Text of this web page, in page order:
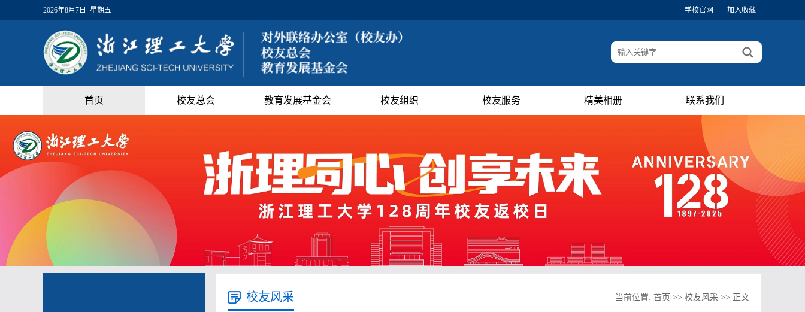
2026年8月7日 星期五 学校官网 加入收藏
首页 校友总会 教育发展基金会 校友组织 校友服务 精美相册 联系我们
校友风采 当前位置: 首页 >> 校友风采 >> 正文